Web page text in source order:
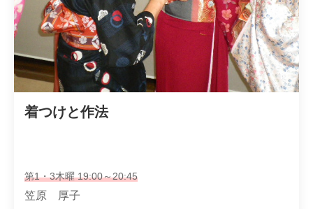
着つけと作法
第1・3木曜 19:00～20:45
笠原 厚子